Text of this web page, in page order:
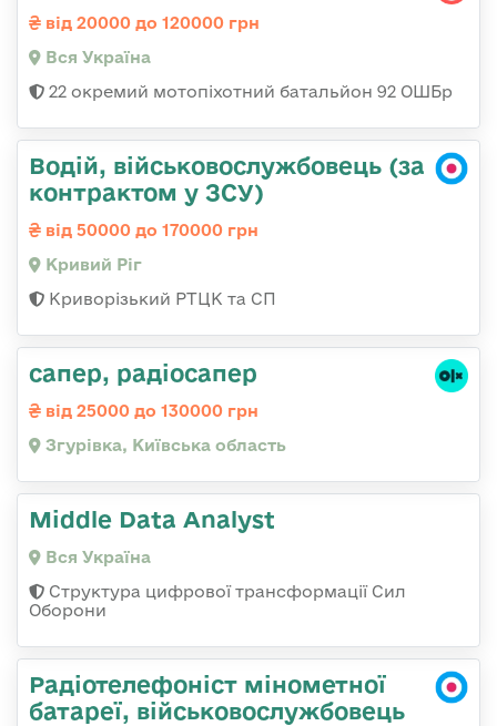
від 20000 до 120000 грн
Вся Україна
22 окремий мотопіхотний батальйон 92 ОШБр
Водій, військовослужбовець (за
контрактом у ЗСУ)
від 50000 до 170000 грн
Кривий Ріг
Криворізький РТЦК та СП
сапер, радіосапер
від 25000 до 130000 грн
Згурівка, Київська область
Middle Data Analyst
Вся Україна
Структура цифрової трансформації Сил
Оборони
Радіотелефоніст мінометної
батареї, військовослужбовець